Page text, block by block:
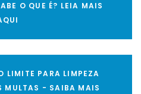
O QUE É? LEIA MAIS
LIMITE PARA LIMPEZA
MULTAS - SAIBA MAIS